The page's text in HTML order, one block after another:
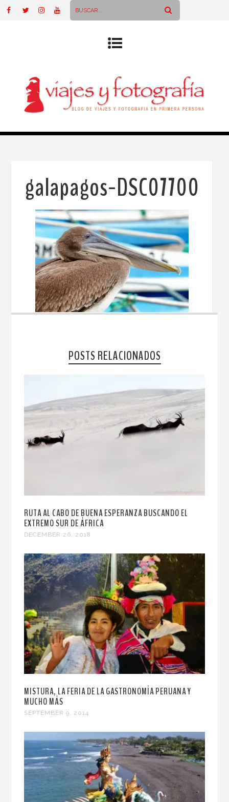
galapagos-DSC07700
POSTS RELACIONADOS
RUTA AL CABO DE BUENA ESPERANZA BUSCANDO EL
EXTREMO SUR DE ÁFRICA
DECEMBER 26, 2018
MISTURA, LA FERIA DE LA GASTRONOMÍA PERUANA Y
MUCHO MÁS
SEPTEMBER 9, 2014